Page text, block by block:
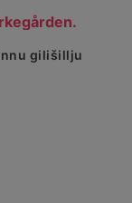
gilišillju